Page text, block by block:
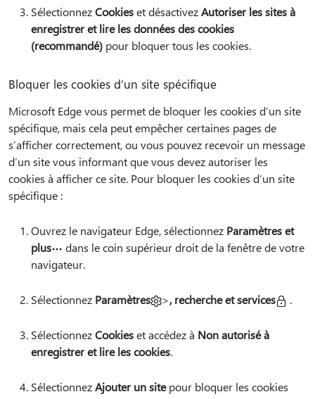
SélectionnezCookieset désactivezAutoriser les sites à
enregistrer et lire les données des cookies
(recommandé) pour bloquer tous les cookies.
Bloquer les cookies d’un site spécifique
Microsoft Edge vous permet de bloquer les cookies d’un site
spécifique, mais cela peut empêcher certaines pages de
s’afficher correctement, ou vous pouvez recevoir un message
d’un site vous informant que vous devez autoriser les
cookies à afficher ce site. Pour bloquer les cookies d’un site
spécifique :
Ouvrez le navigateur Edge, sélectionnez Paramètres et
plus
dans le coin supérieur droit de la fenêtre de votre
navigateur.
Sélectionnez Paramètres >, recherche et services .
SélectionnezCookieset accédez à Non autorisé à
enregistrer et lire les cookies.
SélectionnezAjouter un sitepour bloquer les cookies